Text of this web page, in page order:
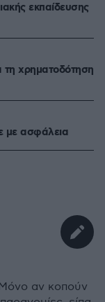
εκπαίδευσης
τη χρηματοδότηση
με ασφάλεια
Μόνο αν κοπούν